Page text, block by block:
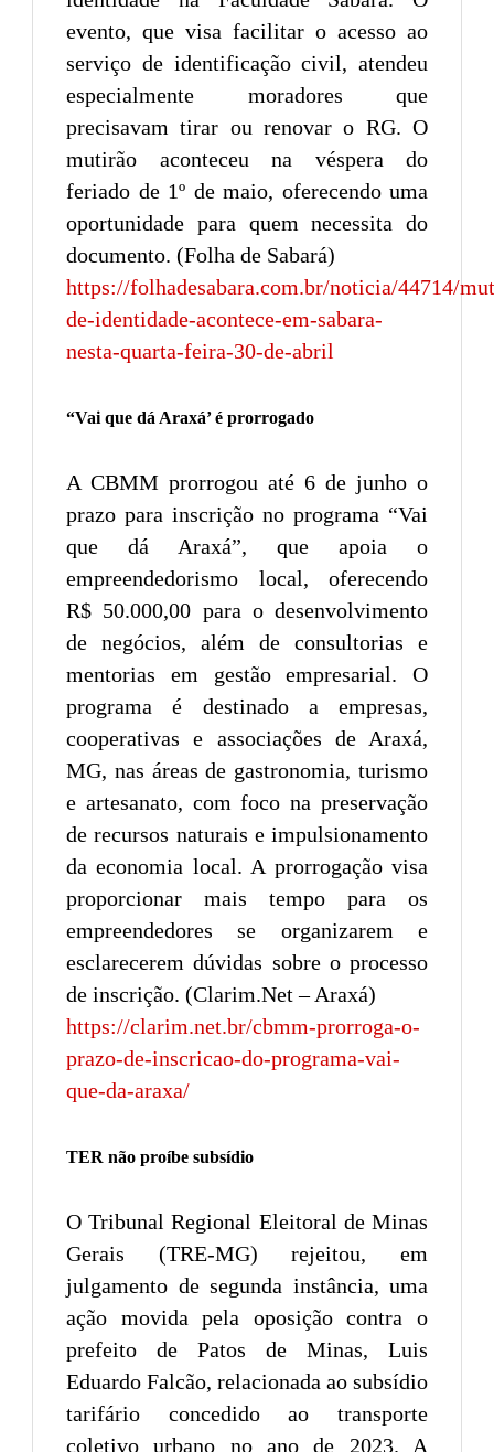
evento, que visa facilitar o acesso ao
serviço de identificação civil, atendeu
especialmente moradores que
precisavam tirar ou renovar o RG. O
mutirão aconteceu na véspera do
feriado de 1º de maio, oferecendo uma
oportunidade para quem necessita do
documento. (Folha de Sabará)
https://folhadesabara.com.br/noticia/44714/
de-identidade-acontece-em-sabara-
nesta-quarta-feira-30-de-abril
“Vai que dá Araxá’ é prorrogado
A CBMM prorrogou até 6 de junho o
prazo para inscrição no programa “Vai
que dá Araxá”, que apoia o
empreendedorismo local, oferecendo
R$ 50.000,00 para o desenvolvimento
de negócios, além de consultorias e
mentorias em gestão empresarial. O
programa é destinado a empresas,
cooperativas e associações de Araxá,
MG, nas áreas de gastronomia, turismo
e artesanato, com foco na preservação
de recursos naturais e impulsionamento
da economia local. A prorrogação visa
proporcionar mais tempo para os
empreendedores se organizarem e
esclarecerem dúvidas sobre o processo
de inscrição. (Clarim.Net – Araxá)
https://clarim.net.br/cbmm-prorroga-o-
prazo-de-inscricao-do-programa-vai-
que-da-araxa/
TER não proíbe subsídio
O Tribunal Regional Eleitoral de Minas
Gerais (TRE-MG) rejeitou, em
julgamento de segunda instância, uma
ação movida pela oposição contra o
prefeito de Patos de Minas, Luis
Eduardo Falcão, relacionada ao subsídio
tarifário concedido ao transporte
coletivo urbano no ano de 2023. A